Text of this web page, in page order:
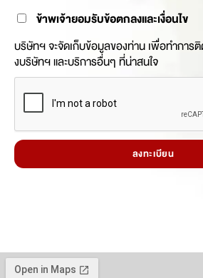
ข้าพเจ้ายอมรับข้อตกลงและเงื่อนไข
บริษัทฯ จะจัดเก็บข้อมูลของท่าน เพื่อทำการ
งบริษัทฯ และบริการอื่นๆ ที่น่าสนใจ
ลงทะเบียน